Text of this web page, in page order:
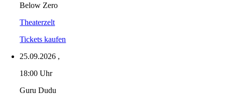
Below Zero
Theaterzelt
Tickets kaufen
25.09.2026 ,
18:00 Uhr
Guru Dudu